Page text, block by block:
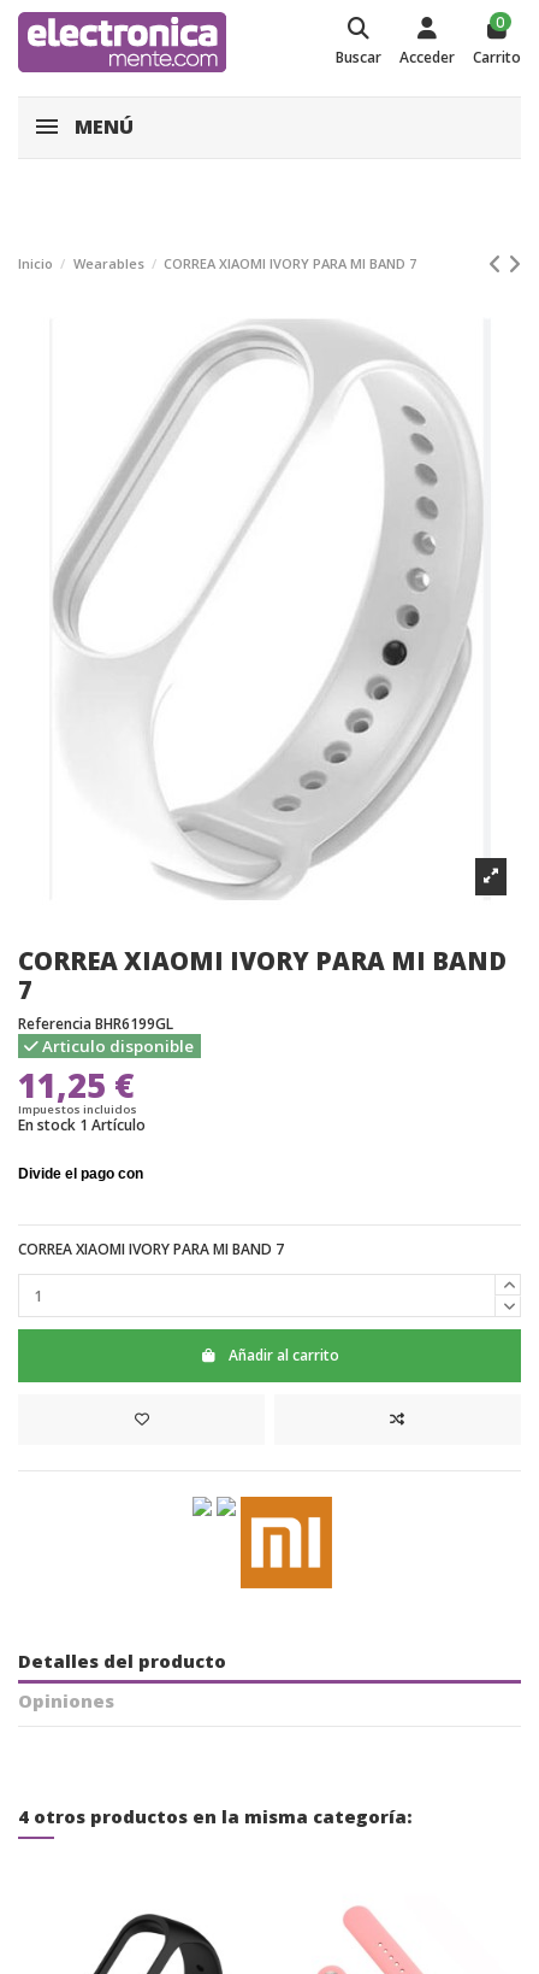
Buscar Acceder
0
Carrito
MENÚ
Inicio Wearables CORREA XIAOMI IVORY PARA MI BAND 7
CORREA XIAOMI IVORY PARA MI BAND
7
Referencia BHR6199GL
Articulo disponible
11,25 €
Impuestos incluidos
En stock 1 Artículo
CORREA XIAOMI IVORY PARA MI BAND 7
Añadir al carrito
Detalles del producto
Opiniones
4 otros productos en la misma categoría: